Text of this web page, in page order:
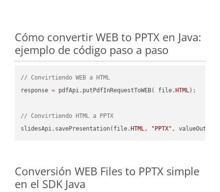
Cómo convertir WEB to PPTX en Java:
ejemplo de código paso a paso
// Convirtiendo WEB a HTML
response = pdfApi.putPdfInRequestToWEB( file. HTML);
// Convirtiendo HTML a PPTX
slidesApi.savePresentation(file. HTML, "PPTX"
Conversión WEB Files to PPTX simple
en el SDK Java